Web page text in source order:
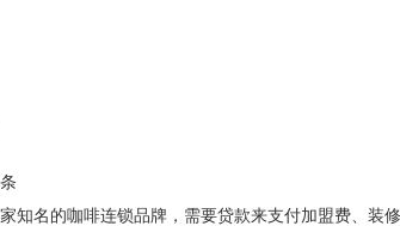
知名的咖啡连锁品牌，需要贷款来支付加盟费、装